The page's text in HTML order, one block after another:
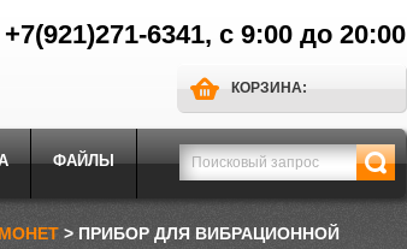
6341, с 9:00 до 20:00
КОРЗИНА:
ФАЙЛЫ
> ПРИБОР ДЛЯ ВИБРАЦИОННОЙ